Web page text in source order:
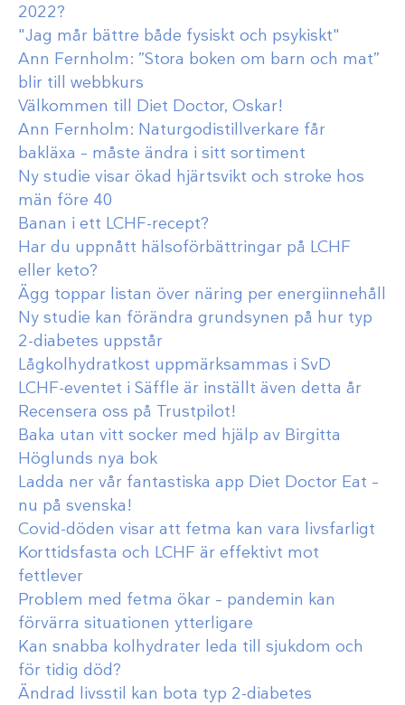
2022?
"Jag mår bättre både fysiskt och psykiskt"
Ann Fernholm: ”Stora boken om barn och mat”
blir till webbkurs
Välkommen till Diet Doctor, Oskar!
Ann Fernholm: Naturgodistillverkare får
bakläxa – måste ändra i sitt sortiment
Ny studie visar ökad hjärtsvikt och stroke hos
män före 40
Banan i ett LCHF-recept?
Har du uppnått hälsoförbättringar på LCHF
eller keto?
Ägg toppar listan över näring per energiinnehåll
Ny studie kan förändra grundsynen på hur typ
2-diabetes uppstår
Lågkolhydratkost uppmärksammas i SvD
LCHF-eventet i Säffle är inställt även detta år
Recensera oss på Trustpilot!
Baka utan vitt socker med hjälp av Birgitta
Höglunds nya bok
Ladda ner vår fantastiska app Diet Doctor Eat –
nu på svenska!
Covid-döden visar att fetma kan vara livsfarligt
Korttidsfasta och LCHF är effektivt mot
fettlever
Problem med fetma ökar – pandemin kan
förvärra situationen ytterligare
Kan snabba kolhydrater leda till sjukdom och
för tidig död?
Ändrad livsstil kan bota typ 2-diabetes